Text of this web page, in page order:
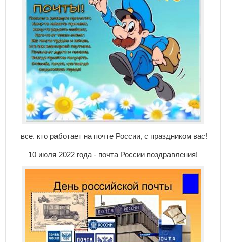
все. кто работает на почте России, с праздником вас!
10 июля 2022 года - почта России поздравления!